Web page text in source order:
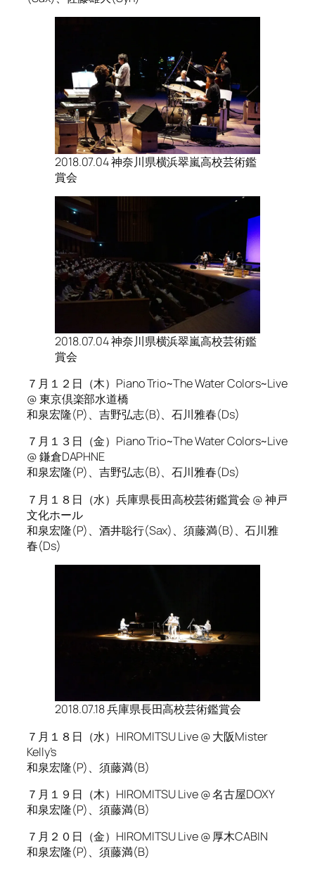
2018.07.04 神奈川県横浜翠嵐高校芸術鑑
賞会
2018.07.04 神奈川県横浜翠嵐高校芸術鑑
賞会
７月１２日（木）Piano Trio~The Water Colors~Live
@ 東京倶楽部水道橋
和泉宏隆(P)、吉野弘志(B)、石川雅春(Ds)
７月１３日（金）Piano Trio~The Water Colors~Live
@ 鎌倉DAPHNE
和泉宏隆(P)、吉野弘志(B)、石川雅春(Ds)
７月１８日（水）兵庫県長田高校芸術鑑賞会 @ 神戸
文化ホール
和泉宏隆(P)、酒井聡行(Sax)、須藤満(B)、石川雅
春(Ds)
2018.07.18 兵庫県長田高校芸術鑑賞会
７月１８日（水）HIROMITSU Live @ 大阪Mister
Kelly’s
和泉宏隆(P)、須藤満(B)
７月１９日（木）HIROMITSU Live @ 名古屋DOXY
和泉宏隆(P)、須藤満(B)
７月２０日（金）HIROMITSU Live @ 厚木CABIN
和泉宏隆(P)、須藤満(B)